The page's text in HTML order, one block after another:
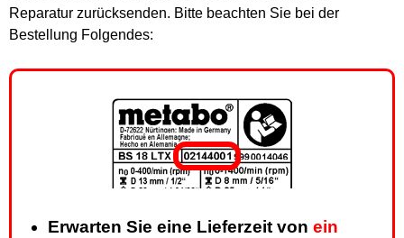
Reparatur zurücksenden. Bitte beachten Sie bei der
Bestellung Folgendes:
Erwarten Sie eine Lieferzeit von ein